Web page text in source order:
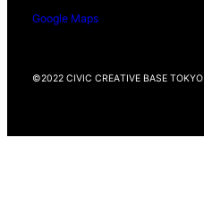
Google Maps
©2022 CIVIC CREATIVE BASE TOKYO